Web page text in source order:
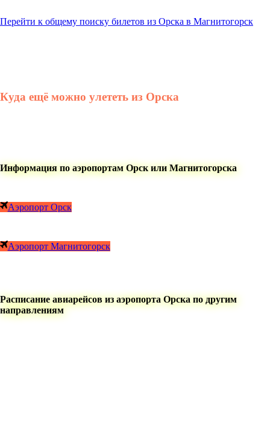
Перейти к общему поиску билетов из Орска в Магнитогорск
Куда ещё можно улететь из Орска
Информация по аэропортам Орск или Магнитогорска
Аэропорт Орск
Аэропорт Магнитогорск
Расписание авиарейсов из аэропорта Орска по другим
направлениям